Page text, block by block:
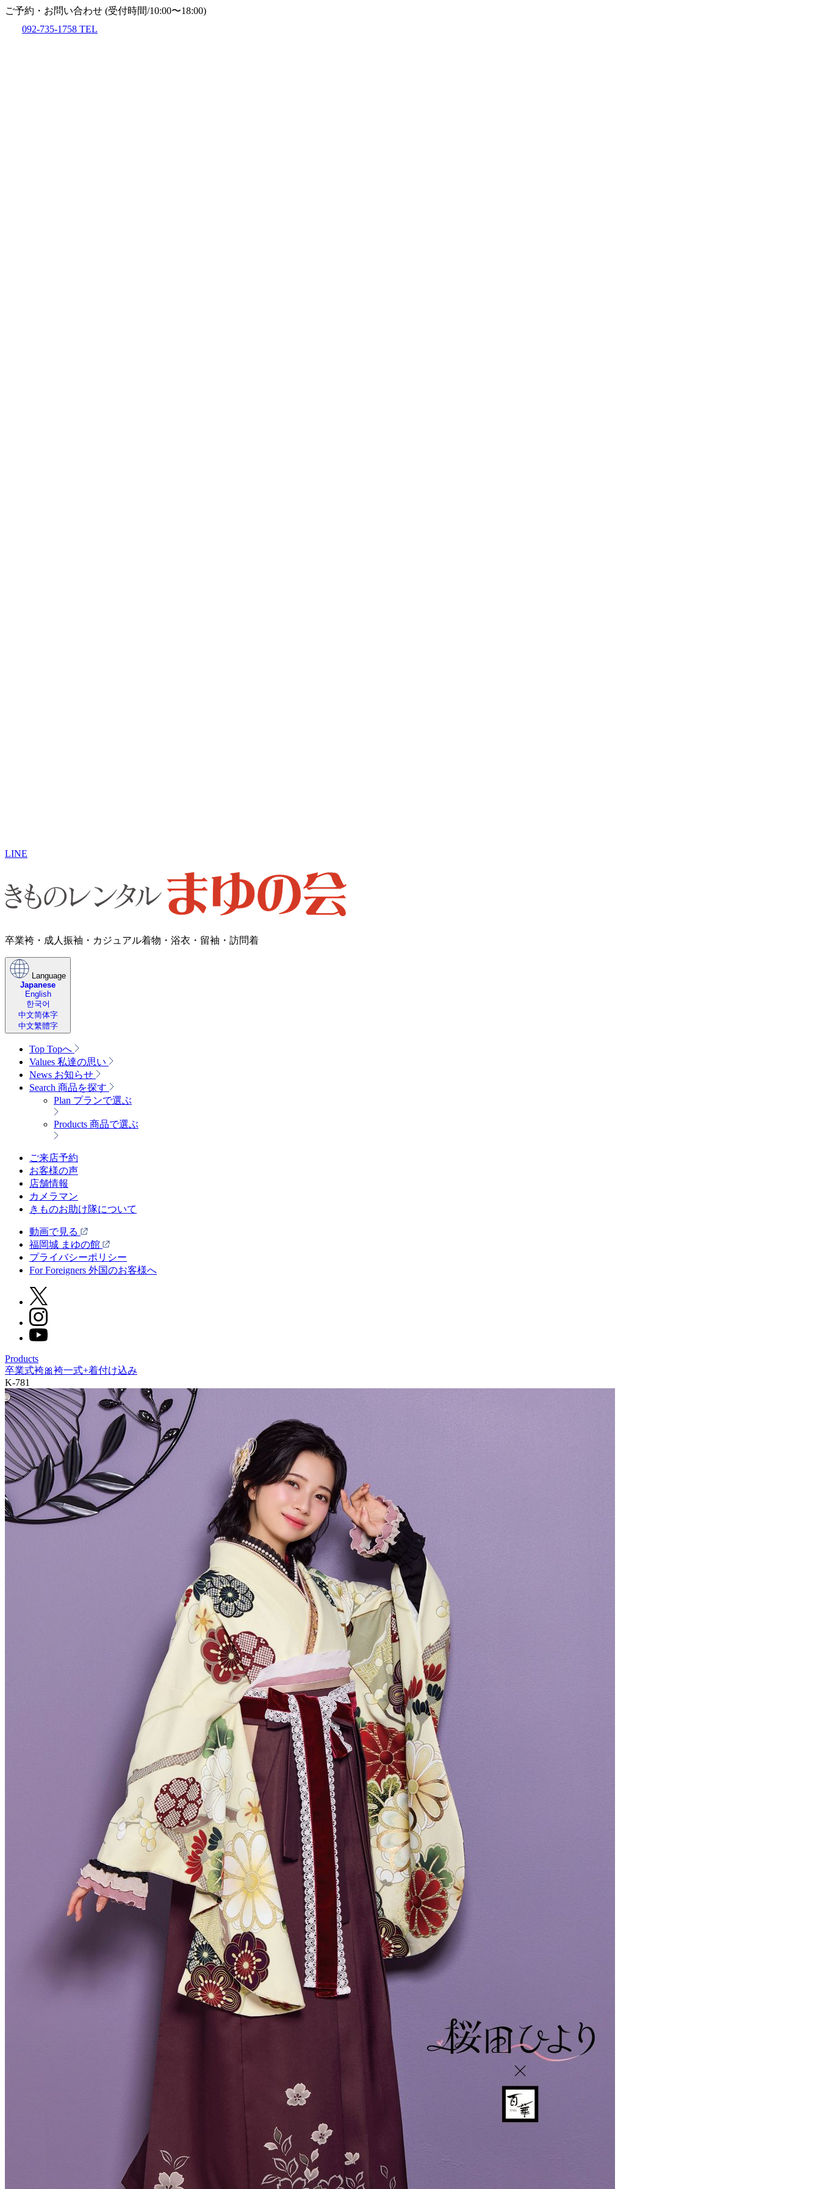
ご予約・お問い合わせ (受付時間/10:00〜18:00)
092-735-1758 TEL
LINE
卒業袴・成人振袖・​カジュアル着物・浴衣・留袖・訪問着
Language
Japanese
English
한국어
中文简体字
中文繁體字
Top Topへ
Values 私達の思い
News お知らせ
Search 商品を探す
Plan プランで選ぶ
Products 商品で選ぶ
ご来店予約
お客様の声
店舗情報
カメラマン
きものお助け隊について
動画で見る
福岡城 まゆの館
プライバシーポリシー
For Foreigners 外国のお客様へ
Products
卒業式袴🎀袴一式+着付け込み
K-781